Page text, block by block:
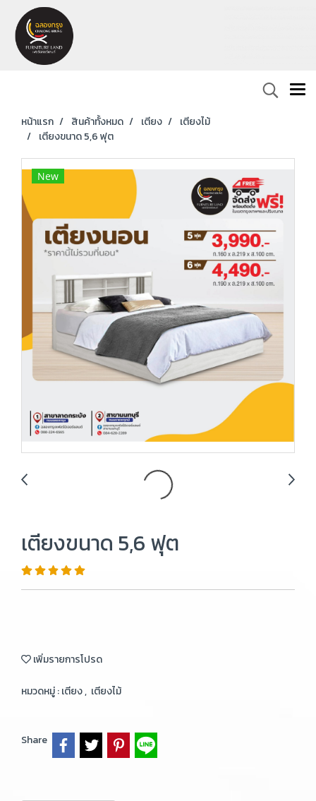
หน้าแรก สินค้าทั้งหมด เตียง
เตียงไม้
เตียงขนาด 5,6 ฟุต
New
เตียงขนาด 5,6 ฟุต
เพิ่มรายการโปรด
หมวดหมู่ :เตียง, เตียงไม้
Share